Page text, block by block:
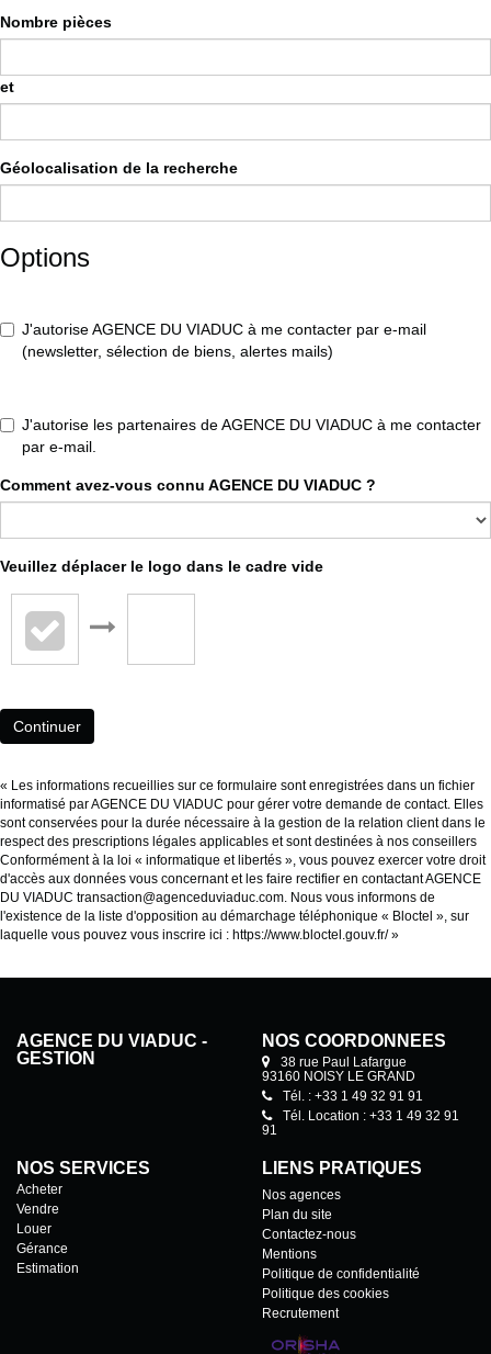
Nombre pièces
et
Géolocalisation de la recherche
Options
J'autorise AGENCE DU VIADUC à me contacter par e-mail
(newsletter, sélection de biens, alertes mails)
J'autorise les partenaires de AGENCE DU VIADUC à me contacter
par e-mail.
Comment avez-vous connu AGENCE DU VIADUC ?
Veuillez déplacer le logo dans le cadre vide
Continuer
« Les informations recueillies sur ce formulaire sont enregistrées dans un fichier
informatisé par AGENCE DU VIADUC pour gérer votre demande de contact. Elles
sont conservées pour la durée nécessaire à la gestion de la relation client dans le
respect des prescriptions légales applicables et sont destinées à nos conseillers
Conformément à la loi « informatique et libertés », vous pouvez exercer votre droit
d'accès aux données vous concernant et les faire rectifier en contactant AGENCE
DU VIADUC transaction@agenceduviaduc.com. Nous vous informons de
l'existence de la liste d'opposition au démarchage téléphonique « Bloctel », sur
laquelle vous pouvez vous inscrire ici : https://www.bloctel.gouv.fr/»
AGENCE DU VIADUC -
GESTION
NOS COORDONNÉES
38 rue Paul Lafargue
93160 NOISY LE GRAND
Tél. : +33 1 49 32 91 91
Tél. Location : +33 1 49 32 91
91
NOS SERVICES
Acheter
Vendre
Louer
Gérance
Estimation
LIENS PRATIQUES
Nos agences
Plan du site
Contactez-nous
Mentions
Politique de confidentialité
Politique des cookies
Recrutement